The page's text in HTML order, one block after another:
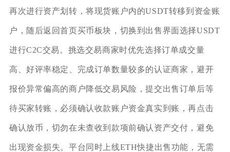
再次进行资产划转，将现货账户内的USDT转移到资金账
户，随后返回首页买币板块，切换到出售界面选择USDT
进行C2C交易。挑选交易商家时优先选择订单成交量
高、好评率稳定、完成订单数量较多的认证商家，避开
报价异常偏高的商户降低交易风险，提交出售订单后等
待买家转账，必须确认收款账户资金真实到账，再点击
确认放币，切勿在未查收到款项前确认资产交付，避免
出现资金损失。平台同时上线ETH快捷出售功能，无需